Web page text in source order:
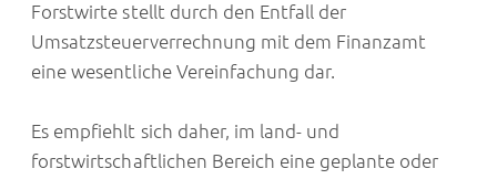
Forstwirte stellt durch den Entfall der
Umsatzsteuerverrechnung mit dem Finanzamt
eine wesentliche Vereinfachung dar.
Es empfiehlt sich daher, im land- und
forstwirtschaftlichen Bereich eine geplante oder